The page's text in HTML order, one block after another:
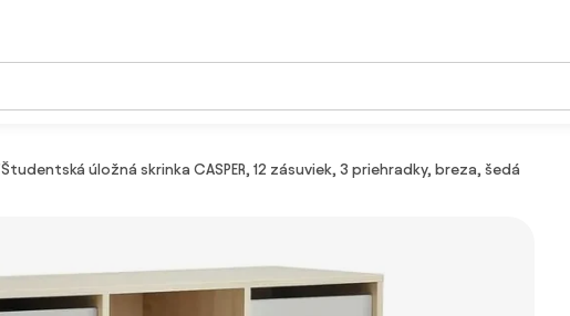
Študentská úložná skrinka CASPER, 12 zásuviek, 3 priehradky, breza, šedá